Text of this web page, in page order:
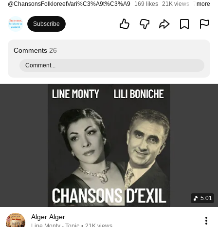
@ChansonsFolkloreetVari%C3%A9t%C3%A9 169 likes 21K views 7 years
more
Subscribe
Comments 26
Comment...
5:01
Alger Alger